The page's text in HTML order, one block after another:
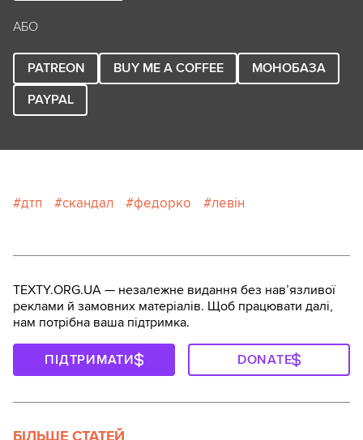
АБО
PATREON BUY ME A COFFEE
МОНОБАЗА
PAYPAL
дтп скандал федорко левін
TEXTY.ORG.UA — незалежне видання без навʼязливої
реклами й замовних матеріалів. Щоб працювати далі,
нам потрібна ваша підтримка.
ПІДТРИМАТИ DONATE
БІЛЬШЕ СТАТЕЙ